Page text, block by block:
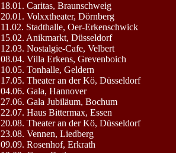
18.01. Caritas, Braunschweig
20.01. Volxxtheater, Dörnberg
11.02. Stadthalle, Oer-Erkenschwick
15.02. Anikmarkt, Düsseldorf
12.03. Nostalgie-Cafe, Velbert
08.04. Villa Erkens, Grevenboich
10.05. Tonhalle, Geldern
17.05. Theater an der Kö, Düsseldorf
04.06. Gala, Hannover
27.06. Gala Jubiläum, Bochum
22.07. Haus Bittermax, Essen
20.08. Theater an der Kö, Düsseldorf
23.08. Vennen, Liedberg
09.09. Rosenhof, Erkrath